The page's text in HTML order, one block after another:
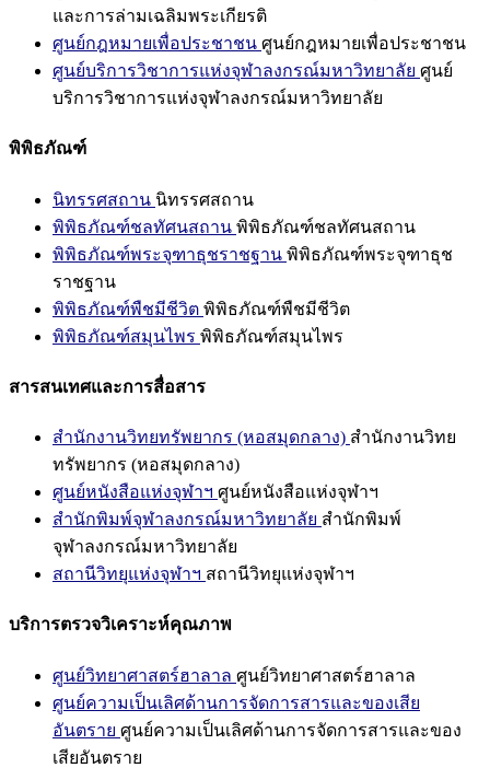
และการล่ามเฉลิมพระเกียรติ
ศูนย์กฎหมายเพื่อประชาชน ศูนย์กฎหมายเพื่อประชาชน
ศูนย์บริการวิชาการแห่งจุฬาลงกรณ์มหาวิทยาลัย ศูนย์
บริการวิชาการแห่งจุฬาลงกรณ์มหาวิทยาลัย
พิพิธภัณฑ์
นิทรรศสถาน นิทรรศสถาน
พิพิธภัณฑ์ชลทัศนสถาน พิพิธภัณฑ์ชลทัศนสถาน
พิพิธภัณฑ์พระจุฑาธุชราชฐาน พิพิธภัณฑ์พระจุฑาธุช
ราชฐาน
พิพิธภัณฑ์พืชมีชีวิต พิพิธภัณฑ์พืชมีชีวิต
พิพิธภัณฑ์สมุนไพร พิพิธภัณฑ์สมุนไพร
สารสนเทศและการสื่อสาร
สำนักงานวิทยทรัพยากร (หอสมุดกลาง) สำนักงานวิทย
ทรัพยากร (หอสมุดกลาง)
ศูนย์หนังสือแห่งจุฬาฯ ศูนย์หนังสือแห่งจุฬาฯ
สำนักพิมพ์จุฬาลงกรณ์มหาวิทยาลัย สำนักพิมพ์
จุฬาลงกรณ์มหาวิทยาลัย
สถานีวิทยุแห่งจุฬาฯ สถานีวิทยุแห่งจุฬาฯ
บริการตรวจวิเคราะห์คุณภาพ
ศูนย์วิทยาศาสตร์ฮาลาล ศูนย์วิทยาศาสตร์ฮาลาล
ศูนย์ความเป็นเลิศด้านการจัดการสารและของเสีย
อันตราย ศูนย์ความเป็นเลิศด้านการจัดการสารและของ
เสียอันตราย